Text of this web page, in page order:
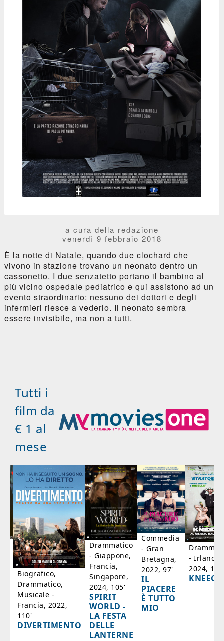
a cura della redazione
venerdì 9 febbraio 2018
È la notte di Natale, quando due clochard che
vivono in stazione trovano un neonato dentro un
cassonetto. I due senzatetto portano il bambino al
più vicino ospedale pediatrico e qui assistono ad un
evento straordinario: nessuno dei dottori e degli
infermieri riesce a vederlo. Il neonato sembra
essere invisibile, ma non a tutti.
Tutti i
film da
€ 1 al
mese
Biografico,
Drammatico,
Musicale -
Francia, 2022,
110'
DIVERTIMENTO
Drammatico
- Giappone,
Francia,
Singapore,
2024, 105'
SPIRIT
WORLD -
LA FESTA
DELLE
LANTERNE
Commedia
- Gran
Bretagna,
2022, 97'
IL
PIACERE
È TUTTO
MIO
- Irlanda,
2024,